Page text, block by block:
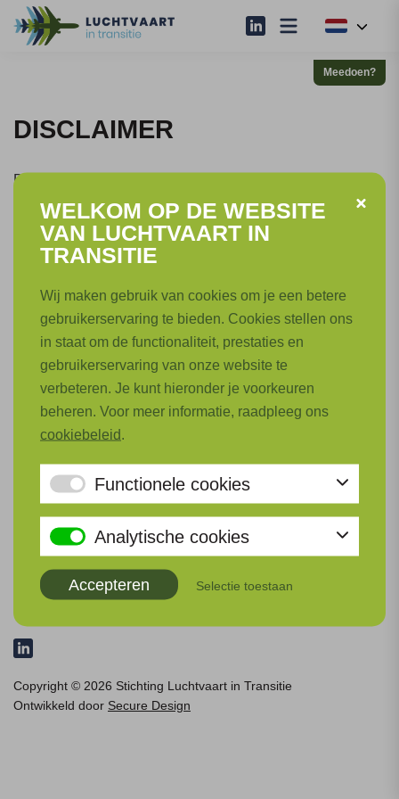
Meedoen?
DISCLAIMER
De informatie op deze website is slechts bedoeld als
algemene informatieverstrekking. Stichting Luchtvaart in
Transitie geeft geen garanties voor de volledigheid,
nauwkeurigheid, betrouwbaarheid, geschiktheid of
Transitie is in geen geval aansprakelijk voor enige schade
die voortvloeit uit het gebruik van de informatie op deze
website.
COOKIEBELEID
SITEMAP
Copyright © 2026 Stichting Luchtvaart in Transitie
Ontwikkeld door Secure Design
WELKOM OP DE WEBSITE
VAN LUCHTVAART IN
TRANSITIE
Wij maken gebruik van cookies om je een betere
gebruikerservaring te bieden. Cookies stellen ons
in staat om de functionaliteit, prestaties en
gebruikerservaring van onze website te
verbeteren. Je kunt hieronder je voorkeuren
beheren. Voor meer informatie, raadpleeg ons
cookiebeleid.
Functionele cookies
Analytische cookies
Accepteren Selectie toestaan